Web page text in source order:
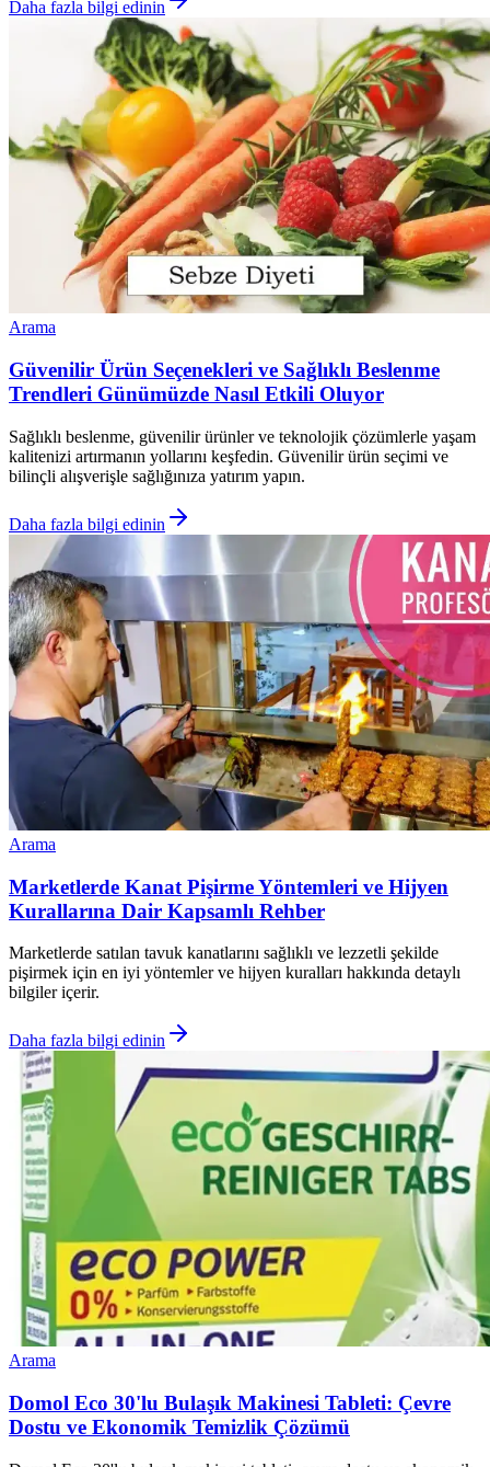
Daha fazla bilgi edinin
Arama
Güvenilir Ürün Seçenekleri ve Sağlıklı Beslenme
Trendleri Günümüzde Nasıl Etkili Oluyor
Sağlıklı beslenme, güvenilir ürünler ve teknolojik çözümlerle yaşam
kalitenizi artırmanın yollarını keşfedin. Güvenilir ürün seçimi ve
bilinçli alışverişle sağlığınıza yatırım yapın.
Daha fazla bilgi edinin
Arama
Marketlerde Kanat Pişirme Yöntemleri ve Hijyen
Kurallarına Dair Kapsamlı Rehber
Marketlerde satılan tavuk kanatlarını sağlıklı ve lezzetli şekilde
pişirmek için en iyi yöntemler ve hijyen kuralları hakkında detaylı
bilgiler içerir.
Daha fazla bilgi edinin
Arama
Domol Eco 30'lu Bulaşık Makinesi Tableti: Çevre
Dostu ve Ekonomik Temizlik Çözümü